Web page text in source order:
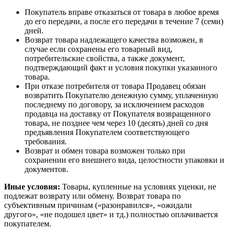
Покупатель вправе отказаться от товара в любое время
до его передачи, а после его передачи в течение 7 (семи)
дней.
Возврат товара надлежащего качества возможен, в
случае если сохранены его товарный вид,
потребительские свойства, а также документ,
подтверждающий факт и условия покупки указанного
товара.
При отказе потребителя от товара Продавец обязан
возвратить Покупателю денежную сумму, уплаченную
последнему по договору, за исключением расходов
продавца на доставку от Покупателя возвращенного
товара, не позднее чем через 10 (десять) дней со дня
предъявления Покупателем соответствующего
требования.
Возврат и обмен товара возможен только при
сохранении его внешнего вида, целостности упаковки и
документов.
Иные условия: Товары, купленные на условиях уценки, не
подлежат возврату или обмену. Возврат товара по
субъективным причинам («разонравился», «ожидали
другого», «не подошел цвет» и тд.) полностью оплачивается
покупателем.